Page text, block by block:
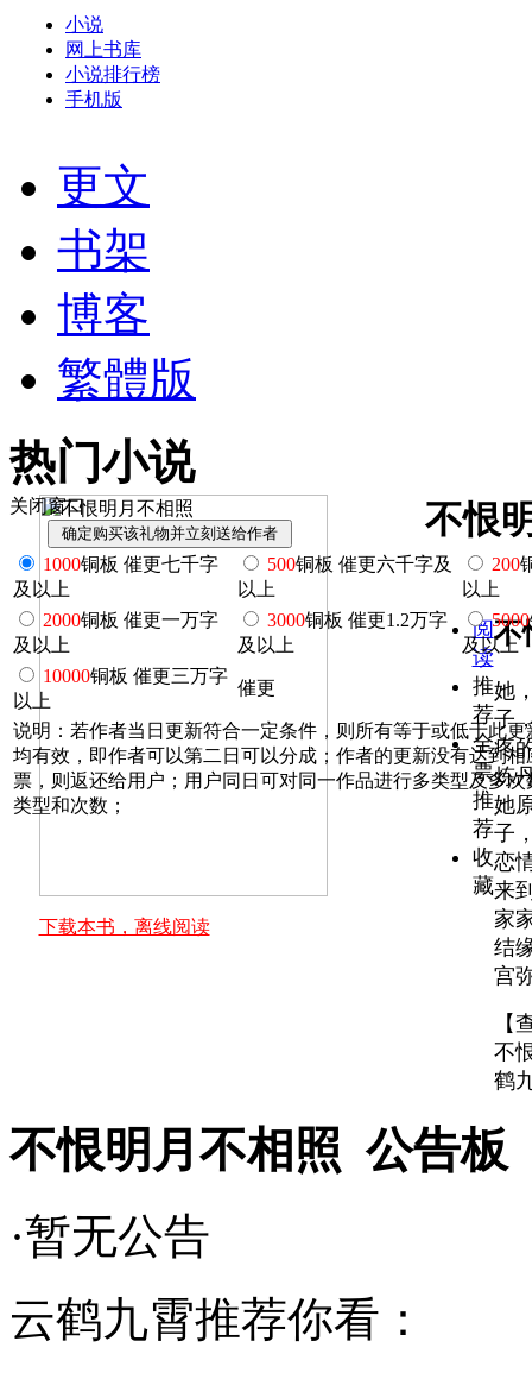
小说
网上书库
小说排行榜
手机版
更文
书架
博客
繁體版
热门小说
关闭窗口
1000铜板 催更七千字
及以上
500铜板 催更六千字及
以上
200
以上
2000铜板 催更一万字
及以上
3000铜板 催更1.2万字
及以上
5000
及以上
10000铜板 催更三万字
以上
催更
说明：若作者当日更新符合一定条件，则所有等于或低于此
均有效，即作者可以第二日可以分成；作者的更新没有达到
票，则返还给用户；用户同日可对同一作品进行多类型及多
类型和次数；
下载本书，离线阅读
不恨
阅
读
推
荐
全
票
推
荐
收
藏
不
她
子
疼
炼
她
子
恋
来
家
结
宫
【
不
鹤
不恨明月不相照 公告板
·暂无公告
云鹤九霄推荐你看：